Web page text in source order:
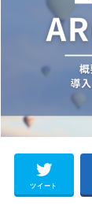
ツイート